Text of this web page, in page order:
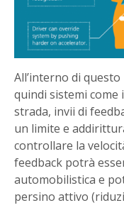
All’interno di
quindi sistemi
strada, invii di
un limite e
controllare la
feedback potrà
automobilistica e
persino attivo